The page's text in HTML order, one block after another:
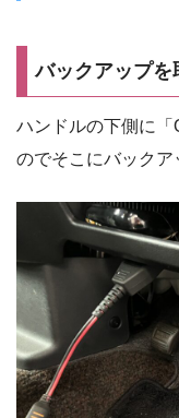
バックアップを
ハンドルの下側に
のでそこにバックア